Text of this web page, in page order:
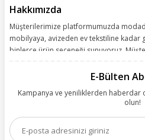
Hakkımızda
Müşterilerimize platformumuzda
mobilyaya, avizeden ev tekstiline kadar
binlerce ürün seçeneği sunuyoruz.
kolay, kusursuz ve keyifli bir alışveriş
olanakları sunuyoruz. Çalışmalarımızı
esas alarak yürütüyoruz.
E-Bülten
Kampanya ve yeniliklerden
olun!